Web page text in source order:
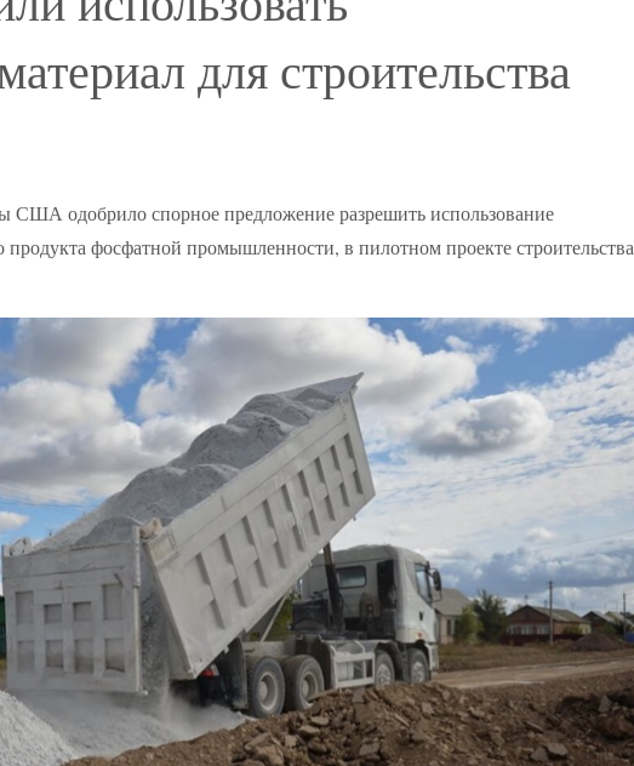
для строительства
США одобрило спорное предложение разрешить использование
фосфатной промышленности, в пилотном проекте строительства